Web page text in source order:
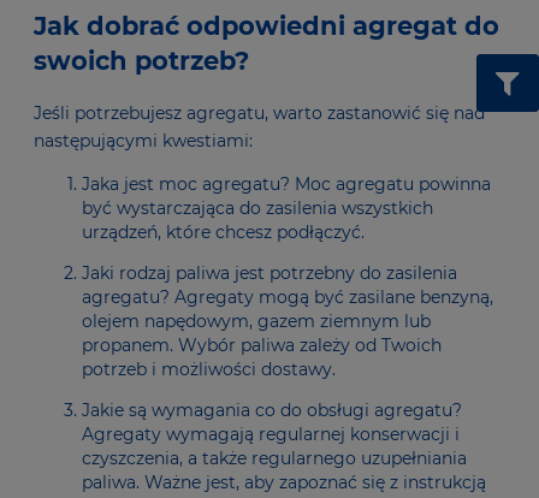
Jak dobrać odpowiedni agregat do
swoich potrzeb?
Jeśli potrzebujesz agregatu, warto zastanowić się nad
następującymi kwestiami:
Jaka jest moc agregatu? Moc agregatu powinna
być wystarczająca do zasilenia wszystkich
urządzeń, które chcesz podłączyć.
Jaki rodzaj paliwa jest potrzebny do zasilenia
agregatu? Agregaty mogą być zasilane benzyną,
olejem napędowym, gazem ziemnym lub
propanem. Wybór paliwa zależy od Twoich
potrzeb i możliwości dostawy.
Jakie są wymagania co do obsługi agregatu?
Agregaty wymagają regularnej konserwacji i
czyszczenia, a także regularnego uzupełniania
paliwa. Ważne jest, aby zapoznać się z instrukcją